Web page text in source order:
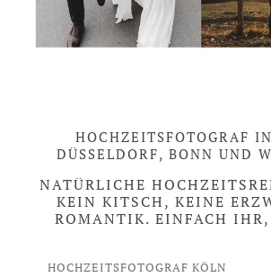
HOCHZEITSFOTOGRAF
DÜSSELDORF, BONN UND
NATÜRLICHE
KEIN KITSCH, KEINE
ROMANTIK. EINFACH
HOCHZEITSFOTOGRAF KÖLN